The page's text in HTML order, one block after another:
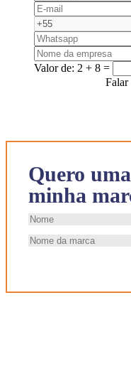
Quero
minha
Valor de: 2 + 8 =
Falar